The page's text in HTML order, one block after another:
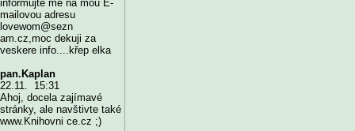
informujte me na mou E-
mailovou adresu
lovewom@sezn
am.cz,moc dekuji za
veskere info....křep elka
pan.Kaplan
22.11. 15:31
Ahoj, docela zajímavé
stránky, ale navštivte také
www.Knihovni ce.cz ;)